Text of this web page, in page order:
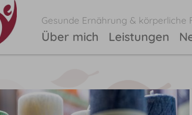
Gesunde Ernährung &
Über mich Leistungen